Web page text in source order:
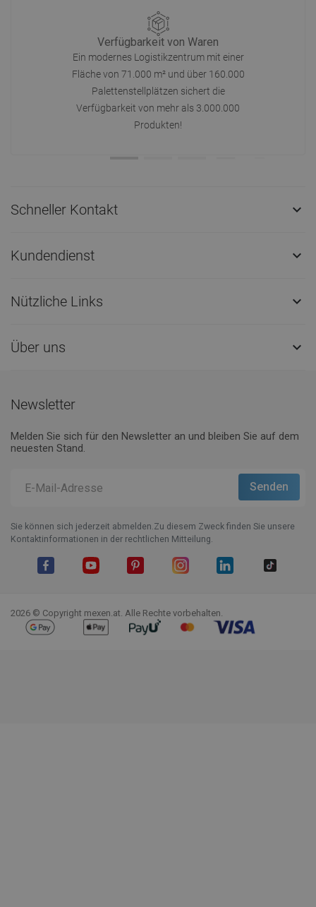
Verfügbarkeit von Waren
Ein modernes Logistikzentrum mit einer
Fläche von 71.000 m² und über 160.000
Palettenstellplätzen sichert die
Verfügbarkeit von mehr als 3.000.000
Produkten!
Schneller Kontakt 
Kundendienst 
Nützliche Links 
Über uns 
Newsletter
Melden Sie sich für den Newsletter an und bleiben Sie auf dem
neuesten Stand.
Sie können sich jederzeit abmelden.Zu diesem Zweck finden Sie unsere
Kontaktinformationen in der rechtlichen Mitteilung.
2026 © Copyright mexen.at. Alle Rechte vorbehalten.